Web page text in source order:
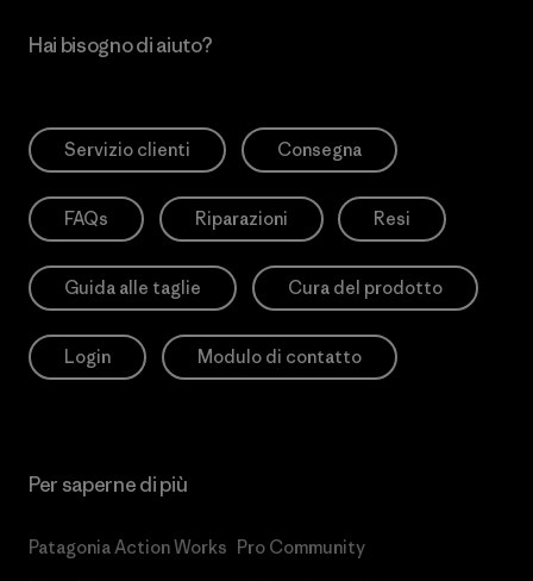
Hai bisogno di aiuto?
Servizio clienti Consegna
FAQs Riparazioni Resi
Guida alle taglie Cura del prodotto
Login Modulo di contatto
Per saperne di più
Patagonia Action Works Pro Community